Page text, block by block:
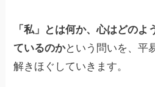
「私」とは何か、心はどのよ
ているのかという問いを、平
解きほぐしていきます。